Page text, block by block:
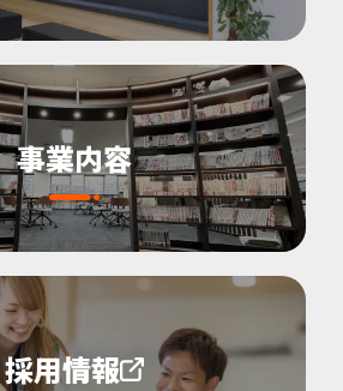
事業内容
採用情報